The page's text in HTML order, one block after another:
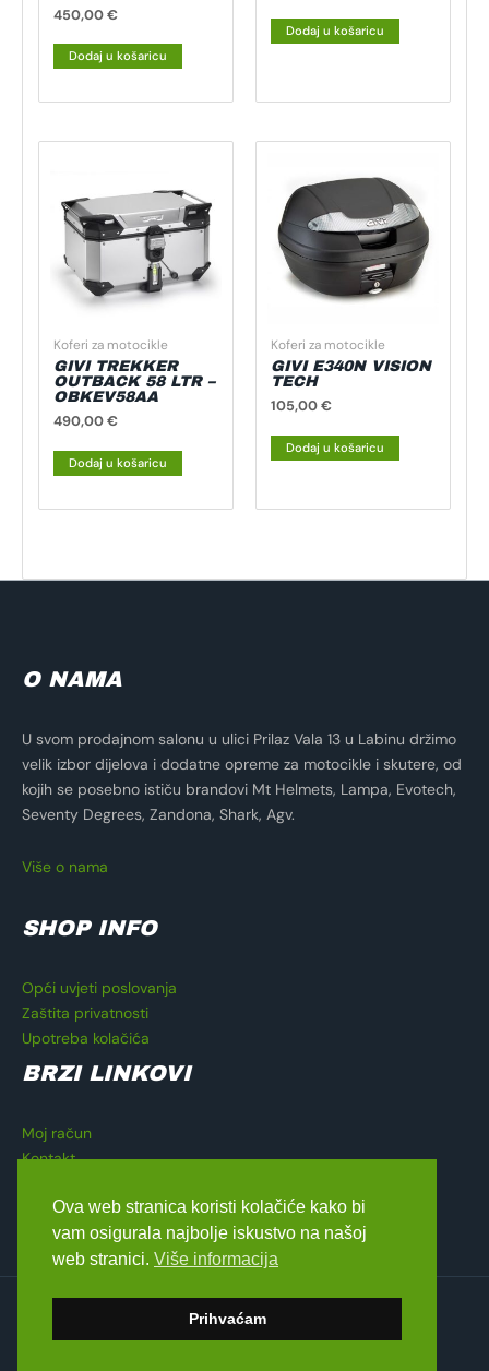
450,00€
Dodaj u košaricu
Dodaj u košaricu
Koferi za motocikle
GIVI TREKKER
OUTBACK 58 LTR –
OBKEV58AA
490,00€
Dodaj u košaricu
Koferi za motocikle
GIVI E340N VISION
TECH
105,00€
Dodaj u košaricu
O NAMA
U svom prodajnom salonu u ulici Prilaz Vala 13 u Labinu držimo
velik izbor dijelova i dodatne opreme za motocikle i skutere, od
kojih se posebno ističu brandovi Mt Helmets, Lampa, Evotech,
Seventy Degrees, Zandona, Shark, Agv.
Više o nama
SHOP INFO
Opći uvjeti poslovanja
Zaštita privatnosti
Upotreba kolačića
BRZI LINKOVI
Moj račun
Kontakt
Blagajna
Copyright © 2026 Lavado Moto Shop
dizajn byMedialive
Ova web stranica koristi kolačiće kako bi
vam osigurala najbolje iskustvo na našoj
web stranici. Više informacija
Prihvaćam